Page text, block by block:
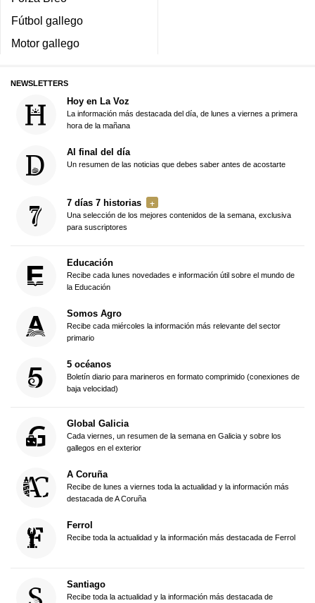
Fútbol gallego
Motor gallego
NEWSLETTERS
Hoy en La Voz
La información más destacada del día, de lunes a viernes a primera
hora de la mañana
Al final del día
Un resumen de las noticias que debes saber antes de acostarte
7 días 7 historias
Una selección de los mejores contenidos de la semana, exclusiva
para suscriptores
Educación
Recibe cada lunes novedades e información útil sobre el mundo de
la Educación
Somos Agro
Recibe cada miércoles la información más relevante del sector
primario
5 océanos
Boletín diario para marineros en formato comprimido (conexiones de
baja velocidad)
Global Galicia
Cada viernes, un resumen de la semana en Galicia y sobre los
gallegos en el exterior
A Coruña
Recibe de lunes a viernes toda la actualidad y la información más
destacada de A Coruña
Ferrol
Recibe toda la actualidad y la información más destacada de Ferrol
Santiago
Recibe toda la actualidad y la información más destacada de